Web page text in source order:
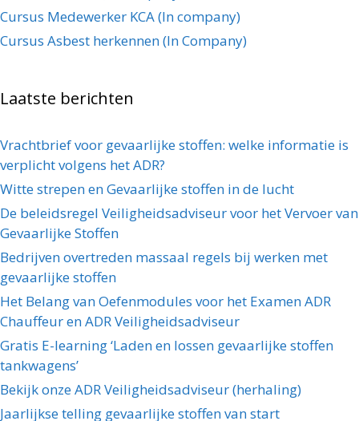
Cursus Medewerker KCA (In company)
Cursus Asbest herkennen (In Company)
Laatste berichten
Vrachtbrief voor gevaarlijke stoffen: welke informatie is
verplicht volgens het ADR?
Witte strepen en Gevaarlijke stoffen in de lucht
De beleidsregel Veiligheidsadviseur voor het Vervoer van
Gevaarlijke Stoffen
Bedrijven overtreden massaal regels bij werken met
gevaarlijke stoffen
Het Belang van Oefenmodules voor het Examen ADR
Chauffeur en ADR Veiligheidsadviseur
Gratis E-learning ‘Laden en lossen gevaarlijke stoffen
tankwagens’
Bekijk onze ADR Veiligheidsadviseur (herhaling)
Jaarlijkse telling gevaarlijke stoffen van start